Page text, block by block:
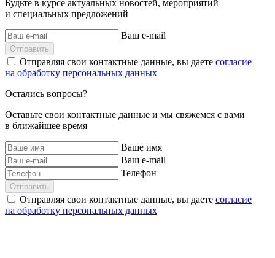
Будьте в курсе актуальных новостей, мероприятий
и специальных предложений
Ваш e-mail
Отправить
Отправляя свои контактные данные, вы даете согласие
на обработку персональных данных
Остались вопросы?
Оставьте свои контактные данные и мы свяжемся с вами
в ближайшее время
Ваше имя
Ваш e-mail
Телефон
Отправить
Отправляя свои контактные данные, вы даете согласие
на обработку персональных данных